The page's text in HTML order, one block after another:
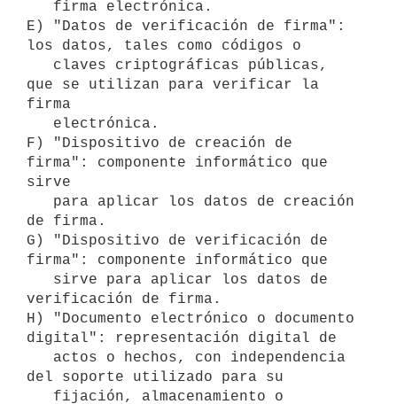
E) "Datos de verificación de firma":
los datos, tales como códigos o
que se utilizan para verificar la
firma
F) "Dispositivo de creación de
firma": componente informático que
sirve
de firma.
G) "Dispositivo de verificación de
firma": componente informático que
verificación de firma.
H) "Documento electrónico o documento
digital": representación digital de
del soporte utilizado para su